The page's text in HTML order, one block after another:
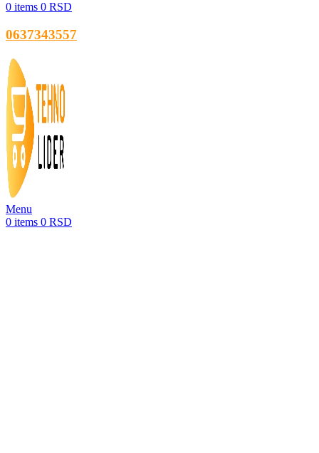
0 items 0 RSD
0637343557
Menu
0 items 0 RSD